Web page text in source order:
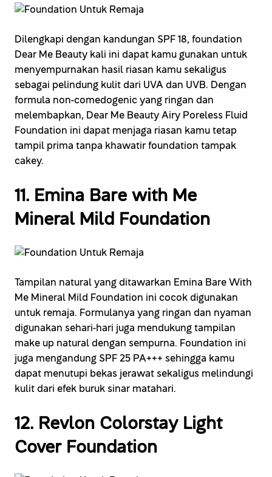
Dilengkapi dengan kandungan SPF 18, foundation
Dear Me Beauty kali ini dapat kamu gunakan untuk
menyempurnakan hasil riasan kamu sekaligus
sebagai pelindung kulit dari UVA dan UVB. Dengan
formula non-comedogenic yang ringan dan
melembapkan, Dear Me Beauty Airy Poreless Fluid
Foundation ini dapat menjaga riasan kamu tetap
tampil prima tanpa khawatir foundation tampak
cakey.
11. Emina Bare with Me
Mineral Mild Foundation
Tampilan natural yang ditawarkan Emina Bare With
Me Mineral Mild Foundation ini cocok digunakan
untuk remaja. Formulanya yang ringan dan nyaman
digunakan sehari-hari juga mendukung tampilan
make up natural dengan sempurna. Foundation ini
juga mengandung SPF 25 PA+++ sehingga kamu
dapat menutupi bekas jerawat sekaligus melindungi
kulit dari efek buruk sinar matahari.
12. Revlon Colorstay Light
Cover Foundation